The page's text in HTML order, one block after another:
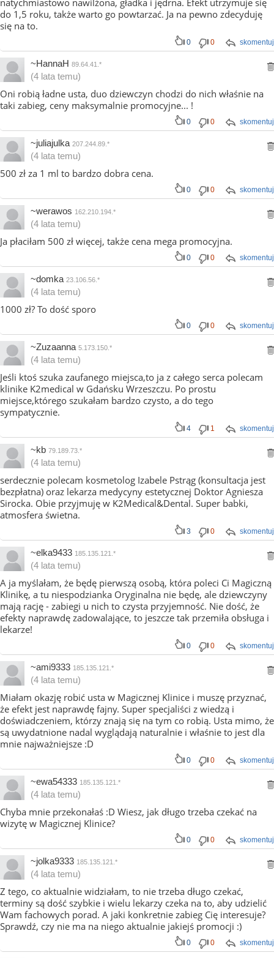
natychmiastowo nawilżona, gładka i jędrna. Efekt utrzymuje się
do 1,5 roku, także warto go powtarzać. Ja na pewno zdecyduję
się na to.
skomentuj
0 0
~HannaH 89.64.41.*
(4 lata temu)
Oni robią ładne usta, duo dziewczyn chodzi do nich właśnie na
taki zabieg, ceny maksymalnie promocyjne... !
skomentuj
0 0
~juliajulka 207.244.89.*
(4 lata temu)
500 zł za 1 ml to bardzo dobra cena.
skomentuj
0 0
~werawos 162.210.194.*
(4 lata temu)
Ja płaciłam 500 zł więcej, także cena mega promocyjna.
skomentuj
0 0
~domka 23.106.56.*
(4 lata temu)
1000 zł? To dość sporo
skomentuj
0 0
~Zuzaanna 5.173.150.*
(4 lata temu)
Jeśli ktoś szuka zaufanego miejsca,to ja z całego serca polecam
klinike K2medical w Gdańsku Wrzeszczu. Po prostu
miejsce,którego szukałam bardzo czysto, a do tego
sympatycznie.
skomentuj
4 1
~kb 79.189.73.*
(4 lata temu)
serdecznie polecam kosmetolog Izabele Pstrąg (konsultacja jest
bezpłatna) oraz lekarza medycyny estetycznej Doktor Agniesza
Sirocka. Obie przyjmuję w K2Medical&Dental. Super babki,
atmosfera świetna.
skomentuj
3 0
~elka9433 185.135.121.*
(4 lata temu)
A ja myślałam, że będę pierwszą osobą, która poleci Ci Magiczną
Klinikę, a tu niespodzianka Oryginalna nie będę, ale dziewczyny
mają rację - zabiegi u nich to czysta przyjemność. Nie dość, że
efekty naprawdę zadowalające, to jeszcze tak przemiła obsługa i
lekarze!
skomentuj
0 0
~ami9333 185.135.121.*
(4 lata temu)
Miałam okazję robić usta w Magicznej Klinice i muszę przyznać,
że efekt jest naprawdę fajny. Super specjaliści z wiedzą i
doświadczeniem, którzy znają się na tym co robią. Usta mimo, że
są uwydatnione nadal wyglądają naturalnie i właśnie to jest dla
mnie najważniejsze :D
skomentuj
0 0
~ewa54333 185.135.121.*
(4 lata temu)
Chyba mnie przekonałaś :D Wiesz, jak długo trzeba czekać na
wizytę w Magicznej Klinice?
skomentuj
0 0
~jolka9333 185.135.121.*
(4 lata temu)
Z tego, co aktualnie widziałam, to nie trzeba długo czekać,
terminy są dość szybkie i wielu lekarzy czeka na to, aby udzielić
Wam fachowych porad. A jaki konkretnie zabieg Cię interesuje?
Sprawdź, czy nie ma na niego aktualnie jakiejś promocji :)
skomentuj
0 0